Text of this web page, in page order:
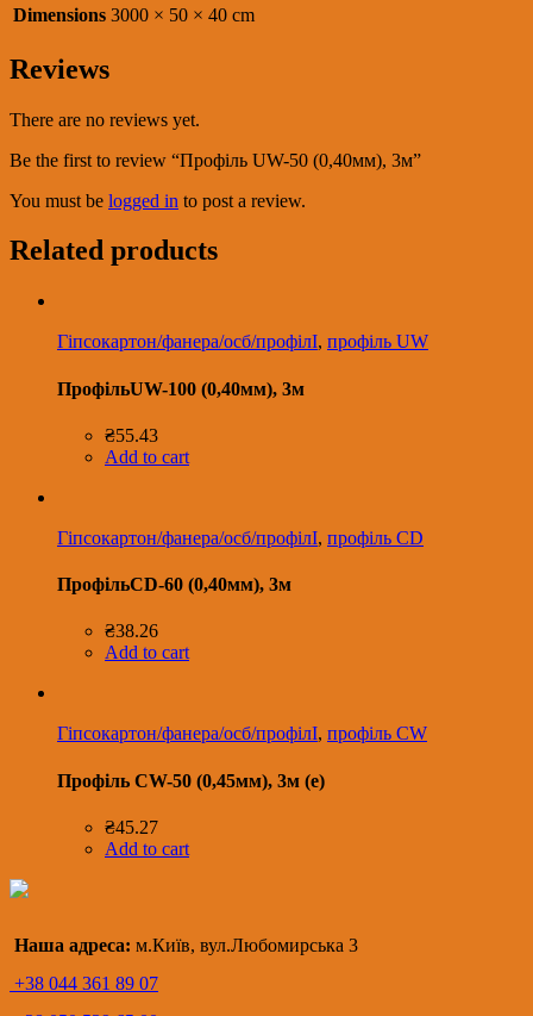
Dimensions 3000 × 50 × 40 cm
Reviews
There are no reviews yet.
Be the first to review “Профіль UW-50 (0,40мм), 3м”
You must be logged in to post a review.
Related products
Гіпсокартон/фанера/осб/профілІ, профіль UW
ПрофільUW-100 (0,40мм), 3м
₴55.43
Add to cart
Гіпсокартон/фанера/осб/профілІ, профіль CD
ПрофільCD-60 (0,40мм), 3м
₴38.26
Add to cart
Гіпсокартон/фанера/осб/профілІ, профіль CW
Профіль CW-50 (0,45мм), 3м (е)
₴45.27
Add to cart
Наша адреса: м.Київ, вул.Любомирська 3
+38 044 361 89 07